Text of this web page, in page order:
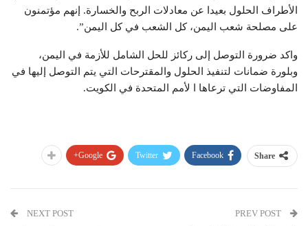
الأطراف الحلول بعيدا عن معادلات الربح والخسارة. إنهم مؤتمنون
على مصلحة شعب اليمن، كل الشعب في كل اليمن”.
واكد ضرورة التوصل إلى ركائز للحل الشامل للأزمة في اليمن،
وبلورة ضمانات لتنفيذ الحلول والمقترحات التي يتم التوصل إليها في
المفاوضات التي ترعاها ا لأمم المتحدة في الكويت.
Share
Facebook
Twitter
Google+
NEXT POST